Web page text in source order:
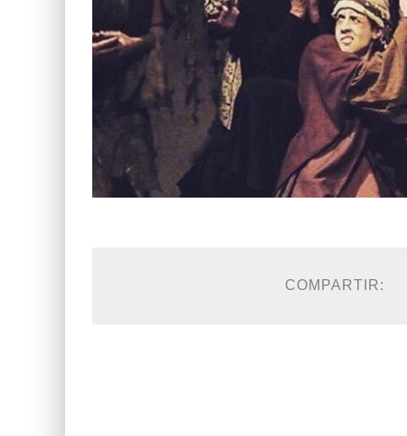
COMPARTIR: